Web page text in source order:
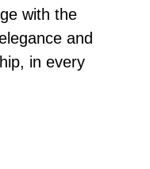
with the
and
in every